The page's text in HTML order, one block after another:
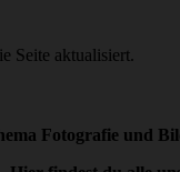
Seite aktualisiert.
Fotografie und